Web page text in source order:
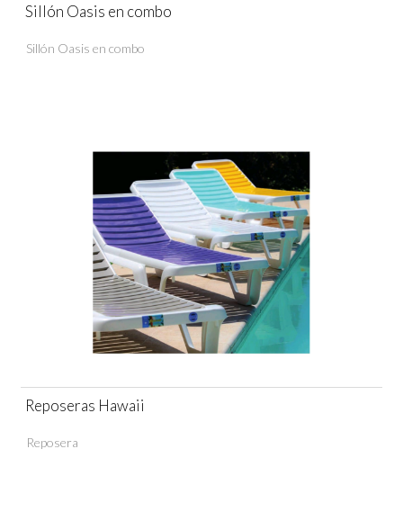
Sillón Oasis en combo
Sillón Oasis en combo
Reposeras Hawaii
Reposera